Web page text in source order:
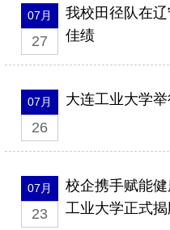
07月
27
我校田径队在
佳绩
07月
26
大连工业大学
07月
23
校企携手赋能
工业大学正式揭